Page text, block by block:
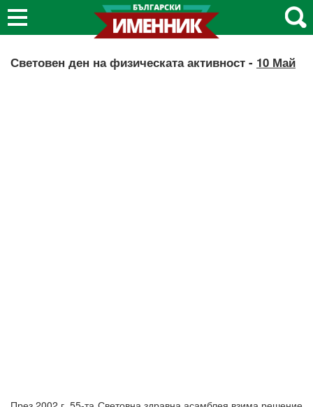
Световен ден на физическата активност - 10 Май